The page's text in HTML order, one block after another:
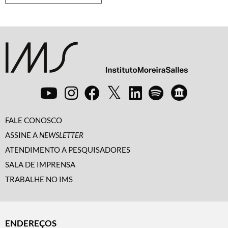
FALE CONOSCO
ASSINE A NEWSLETTER
ATENDIMENTO A PESQUISADORES
SALA DE IMPRENSA
TRABALHE NO IMS
ENDEREÇOS